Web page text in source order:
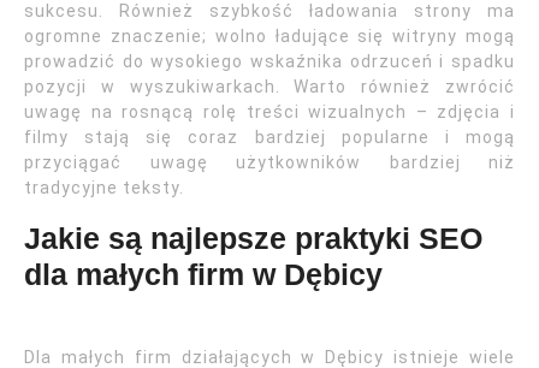
sukcesu. Również szybkość ładowania strony ma
ogromne znaczenie; wolno ładujące się witryny mogą
prowadzić do wysokiego wskaźnika odrzuceń i spadku
pozycji w wyszukiwarkach. Warto również zwrócić
uwagę na rosnącą rolę treści wizualnych – zdjęcia i
filmy stają się coraz bardziej popularne i mogą
przyciągać uwagę użytkowników bardziej niż
tradycyjne teksty.
Jakie są najlepsze praktyki SEO
dla małych firm w Dębicy
Dla małych firm działających w Dębicy istnieje wiele